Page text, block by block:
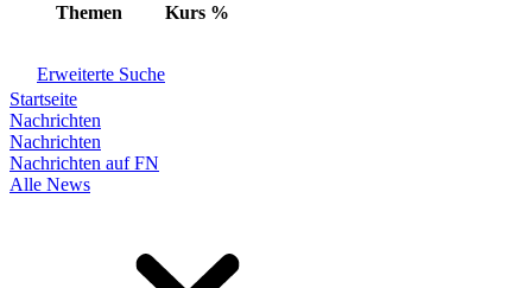
Themen Kurs %
Erweiterte Suche
Startseite
Nachrichten
Nachrichten
Nachrichten auf FN
Alle News